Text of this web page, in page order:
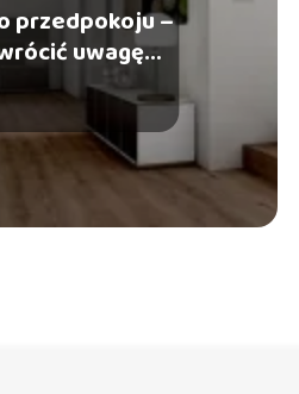
przedpokoju –
uwagę